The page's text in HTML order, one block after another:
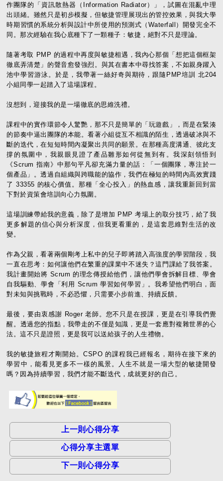
作團隊的「資訊散熱器（Information Radiator）」，試圖在混亂中理
出頭緒。雖然只是初步模擬，但敏捷管理展現出的管控效果，與我大學
時期習慣的系統分析與設計中所使用的預測式（Waterfall）開發完全不
同。那次經驗在我心底種下了一顆種子：敏捷，絕對不只是理論。
隨著考取 PMP 的過程中再度與敏捷相遇，我內心那個「想把這個框架
徹底弄清楚」的聲音愈發強烈。與其在書本中尋找答案，不如親身躍入
池中學習游泳。於是，我帶著一絲好奇與期待，跟隨PMP培訓 北204
小組同學一起踏入了這場課程。
沒想到，迎接我的是一場徹底的思維洗禮。
課程中的實作環節令人驚艷，那不只是簡單的「玩遊戲」，而是在緊湊
的節奏中逼出團隊的本能。看著小組從互不相識的陌生，透過破冰與不
斷的迭代，在短短時間內凝聚出共同的願景。在那種高度溝通、彼此支
撐的氛圍中，我親眼見證了產品雛形如何從無到有。我深刻領悟到
《Scrum 指南》中那句平凡卻充滿力量的話：「一個團隊，專注於一
個產品」。透過自組織與跨職能的協作，我們在極短的時間內高效實踐
了 33355 的核心價值。那種「全心投入」的熱血感，讓我重新回到當
下對於資策會培訓向心力氛圍。
這場訓練帶給我的意義，除了是增加 PMP 考場上的取分技巧，給了我
更多解題的信心與分析深度，但我更看重的，是這套思維對生活的改
變。
作為父親，看著兩個剛考上私中的兒子即將踏入高強度的學習階段，我
一直在思考：如何讓他們在繁重的課業中不迷失？這門課給了我答案。
我計畫開始將 Scrum 的理念傳授給他們，讓他們學會拆解目標、學會
自我驅動、學會「利用 Scrum 學習如何學習」。我希望他們明白，面
對未知與挑戰時，不必恐懼，只需要小步前進、持續反饋。
最後，要由衷感謝 Roger 老師。您不只是在授課，更是在引導我們覺
醒。透過您的指點，我帶走的不僅是知識，更是一套應對複雜世界的心
法。這不只是證照，更是我可以送給孩子的人生禮物。
我的敏捷旅程才剛開始。CSPO 的課程我已經報名，期待在接下來的
學習中，能看見更多不一樣的風景。人生不就是一場大型的敏捷開發
嗎？因為持續學習，我們才能不斷迭代，成就更好的自己。
上一則心得分享
心得分享主選單
下一則心得分享